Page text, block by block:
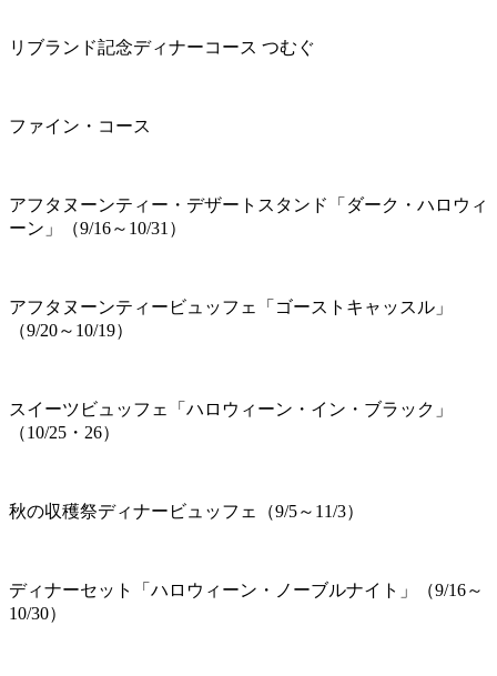
リブランド記念ディナーコース つむぐ
ファイン・コース
アフタヌーンティー・デザートスタンド「ダーク・ハロウィ
ーン」（9/16～10/31）
アフタヌーンティービュッフェ「ゴーストキャッスル」
（9/20～10/19）
スイーツビュッフェ「ハロウィーン・イン・ブラック」
（10/25・26）
秋の収穫祭ディナービュッフェ（9/5～11/3）
ディナーセット「ハロウィーン・ノーブルナイト」（9/16～
10/30）